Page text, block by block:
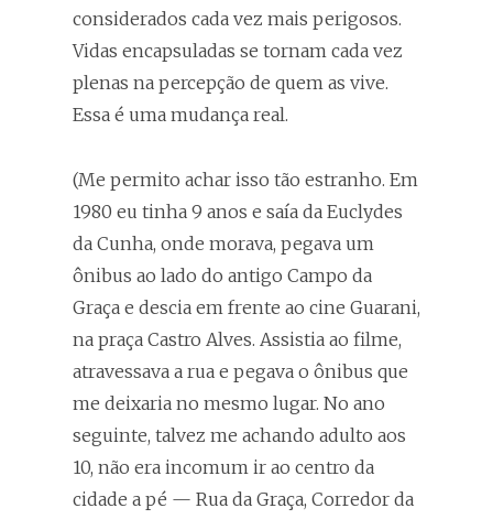
considerados cada vez mais perigosos.
Vidas encapsuladas se tornam cada vez
plenas na percepção de quem as vive.
Essa é uma mudança real.
(Me permito achar isso tão estranho. Em
1980 eu tinha 9 anos e saía da Euclydes
da Cunha, onde morava, pegava um
ônibus ao lado do antigo Campo da
Graça e descia em frente ao cine Guarani,
na praça Castro Alves. Assistia ao filme,
atravessava a rua e pegava o ônibus que
me deixaria no mesmo lugar. No ano
seguinte, talvez me achando adulto aos
10, não era incomum ir ao centro da
cidade a pé — Rua da Graça, Corredor da